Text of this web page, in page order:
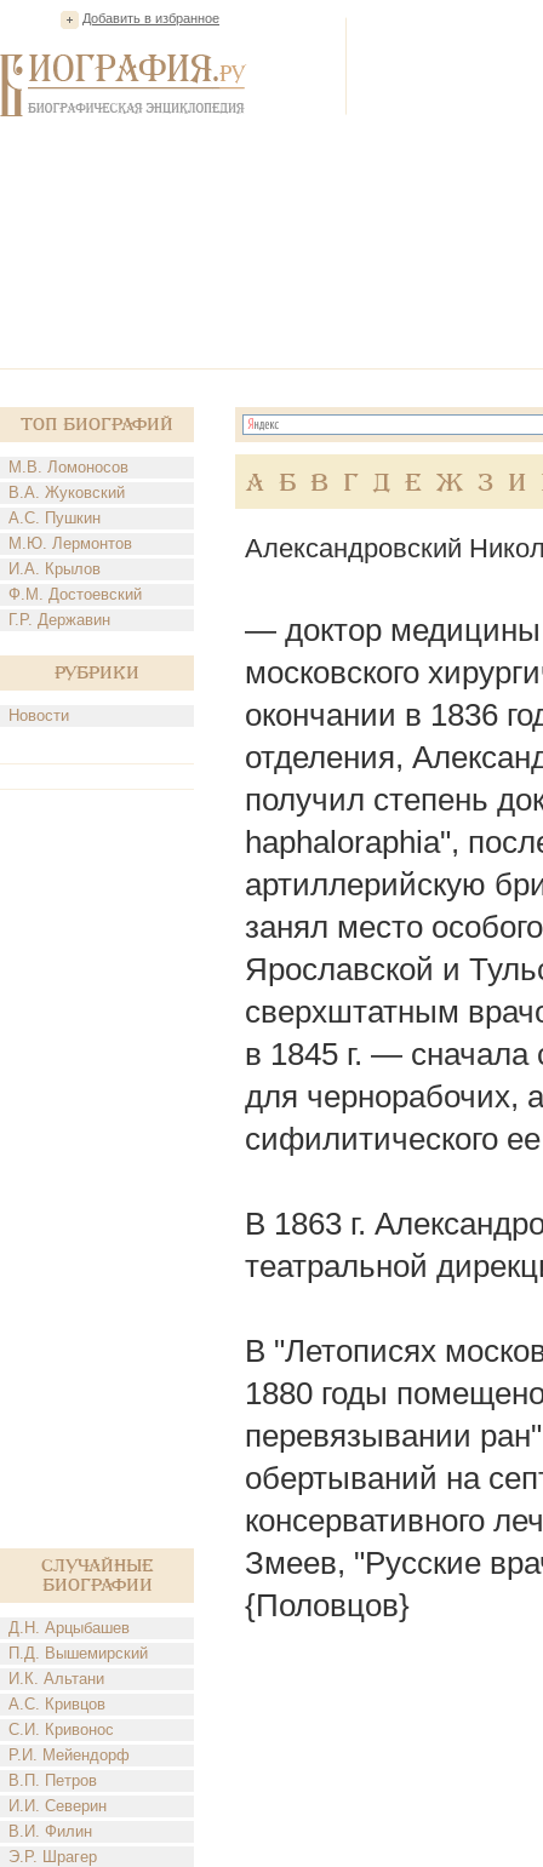
Добавить в избранное
Топ Биографий
М.В. Ломоносов
В.А. Жуковский
А.С. Пушкин
М.Ю. Лермонтов
И.А. Крылов
Ф.М. Достоевский
Г.Р. Державин
Рубрики
Новости
Случайные
биографии
Д.Н. Арцыбашев
П.Д. Вышемирский
И.К. Альтани
А.С. Кривцов
С.И. Кривонос
Р.И. Мейендорф
В.П. Петров
И.И. Северин
В.И. Филин
Э.Р. Шрагер
А Б В Г Д Е Ж З И
Александровский
— доктор медицины,
московского
окончании в 1836
отделения,
получил степень
haphaloraphia",
артиллерийскую
занял место
Ярославской и
сверхштатным
в 1845 г. —
для чернорабочих,
сифилитического
В 1863 г.
театральной
В "Летописях
1880 годы
перевязывании
обертываний на
консервативного
Змеев, "Русские
{Половцов}